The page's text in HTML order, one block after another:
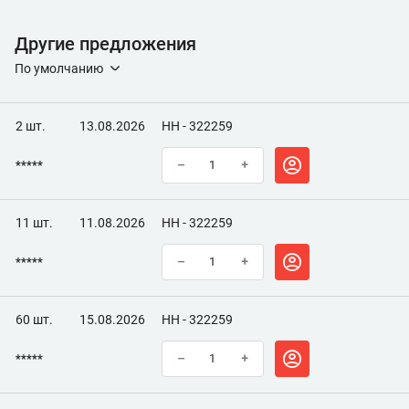
Время полного высыхания, ч
Время высыхания, ч
Максимальная температура эксплуатации, °C 260
Другие предложения
По умолчанию
2 шт. 13.08.2026 НН - 322259
***** – +
11 шт. 11.08.2026 НН - 322259
***** – +
60 шт. 15.08.2026 НН - 322259
***** – +